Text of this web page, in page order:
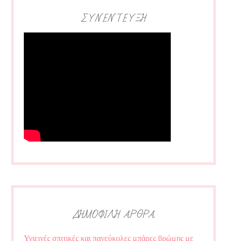
ΣΥΝΕΝΤΕΥΞΗ
ΔΗΜΟΦΙΛΗ ΑΡΘΡΑ
Υγιεινές σπιτικές και πανεύκολες μπάρες βρώμης με